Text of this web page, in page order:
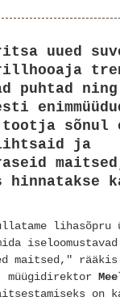
uued
puhtad
sõnul
lihtsaid ja
hinnatakse
lihasõpru
maitsed,"
on